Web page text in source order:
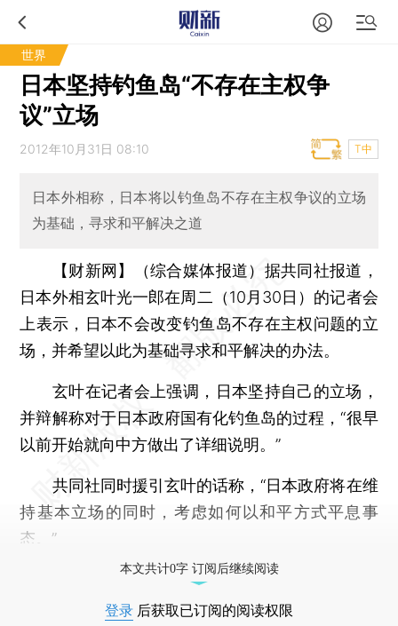
世界
日本坚持钓鱼岛“不存在主权争
议”立场
2012年10月31日 08:10 T中
日本外相称，日本将以钓鱼岛不存在主权争议的立场
为基础，寻求和平解决之道
【财新网】（综合媒体报道） 据共同社报道，
日本外相玄叶光一郎在周二（10月30日）的记者会
上表示，日本不会改变钓鱼岛不存在主权问题的立
场，并希望以此为基础寻求和平解决的办法。
玄叶在记者会上强调，日本坚持自己的立场，
并辩解称对于日本政府国有化钓鱼岛的过程，“很早
以前开始就向中方做出了详细说明。”
共同社同时援引玄叶的话称，“日本政府将在维
持基本立场的同时，考虑如何以和平方式平息事
态。”
本文共计0字 订阅后继续阅读
登录 后获取已订阅的阅读权限